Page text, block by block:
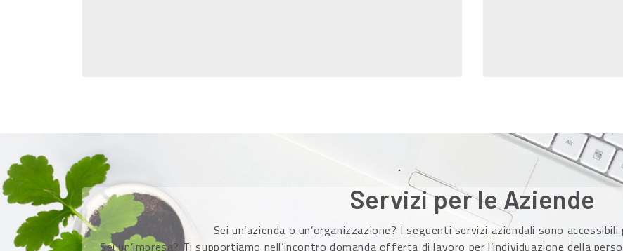
Servizi per le Aziende
Sei un’azienda o un’organizzazione? I seguenti servizi aziendali sono
Sei un’impresa? Ti supportiamo nell’incontro domanda offerta di lavoro per l’individuazione della